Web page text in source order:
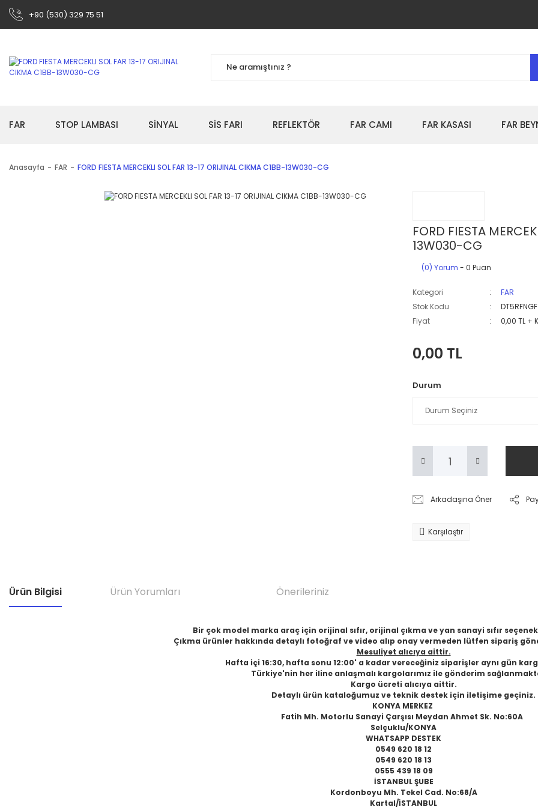
+90 (530) 329 75 51
FAR STOP LAMBASI SİNYAL SİS FARI REFLEKTÖR FAR CAMI FAR KASASI FAR
Anasayfa FAR FORD FIESTA MERCEKLI SOL FAR 13-17 ORIJINAL CIKMA C1BB-13W030-CG
FORD FIESTA
13W030-CG
(0) Yorum - 0 Puan
Kategori
FAR
Stok Kodu
Fiyat
0,00 TL +
0,00 TL
Durum
Arkadaşına Öner
Karşılaştır
Ürün Bilgisi Ürün Yorumları Önerileriniz
Bir çok model marka araç için orijinal sıfır, orijinal çıkma ve yan sanayi sıfır
Çıkma ürünler hakkında detaylı fotoğraf ve video alıp onay vermeden lütfen sipariş
Mesuliyet alıcıya aittir.
Hafta içi 16:30, hafta sonu 12:00' a kadar vereceğiniz siparişler aynı gün
Türkiye'nin her iline anlaşmalı kargolarımız ile gönderim
Kargo ücreti alıcıya aittir.
Detaylı ürün kataloğumuz ve teknik destek için iletişime geçiniz.
KONYA MERKEZ
Fatih Mh. Motorlu Sanayi Çarşısı Meydan Ahmet Sk. No:60A
Selçuklu/KONYA
WHATSAPP DESTEK
0549 620 18 12
0549 620 18 13
0555 439 18 09
İSTANBUL ŞUBE
Kordonboyu Mh. Tekel Cad. No:68/A
Kartal/İSTANBUL